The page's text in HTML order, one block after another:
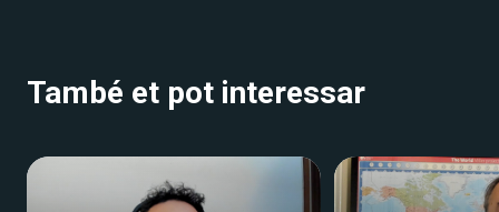
També et pot interessar